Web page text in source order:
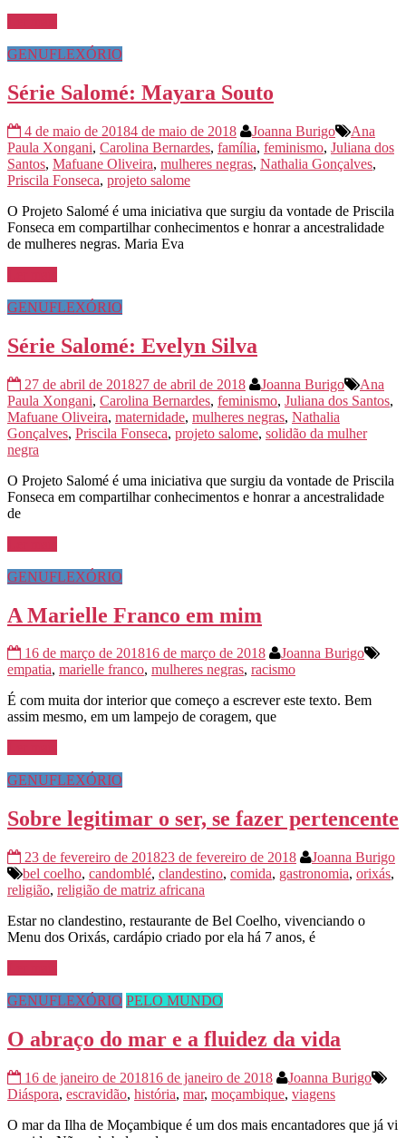
GENUFLEXÓRIO
Série Salomé: Mayara Souto
4 de maio de 20184 de maio de 2018 Joanna Burigo
Ana
Paula Xongani, Carolina Bernardes, família, feminismo, Juliana dos
Santos, Mafuane Oliveira, mulheres negras, Nathalia Gonçalves,
Priscila Fonseca, projeto salome
O Projeto Salomé é uma iniciativa que surgiu da vontade de Priscila
Fonseca em compartilhar conhecimentos e honrar a ancestralidade
de mulheres negras. Maria Eva
GENUFLEXÓRIO
Série Salomé: Evelyn Silva
27 de abril de 201827 de abril de 2018 Joanna Burigo
Ana
Paula Xongani, Carolina Bernardes, feminismo, Juliana dos Santos,
Mafuane Oliveira, maternidade, mulheres negras, Nathalia
Gonçalves, Priscila Fonseca, projeto salome, solidão da mulher
negra
O Projeto Salomé é uma iniciativa que surgiu da vontade de Priscila
Fonseca em compartilhar conhecimentos e honrar a ancestralidade
de
GENUFLEXÓRIO
A Marielle Franco em mim
16 de março de 201816 de março de 2018
Joanna Burigo
empatia, marielle franco, mulheres negras, racismo
É com muita dor interior que começo a escrever este texto. Bem
assim mesmo, em um lampejo de coragem, que
GENUFLEXÓRIO
Sobre legitimar o ser, se fazer pertencente
23 de fevereiro de 201823 de fevereiro de 2018
Joanna Burigo
bel coelho, candomblé, clandestino, comida, gastronomia, orixás,
religião, religião de matriz africana
Estar no clandestino, restaurante de Bel Coelho, vivenciando o
Menu dos Orixás, cardápio criado por ela há 7 anos, é
GENUFLEXÓRIO PELO MUNDO
O abraço do mar e a fluidez da vida
16 de janeiro de 201816 de janeiro de 2018
Joanna Burigo
Diáspora, escravidão, história, mar, moçambique, viagens
O mar da Ilha de Moçambique é um dos mais encantadores que já vi